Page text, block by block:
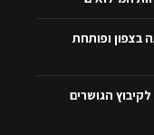
בצפון ופותחת
הגושרים